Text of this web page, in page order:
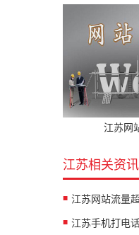
江苏网
江苏相关资讯
江苏手机打电